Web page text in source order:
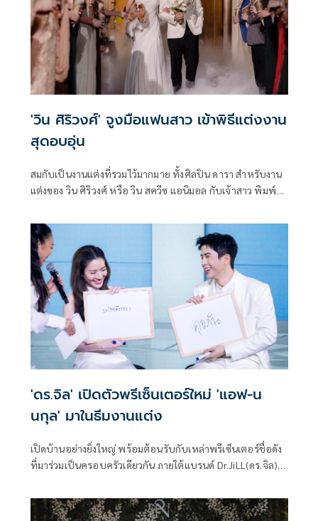
'วิน ศิริวงศ์' จูงมือแฟนสาว เข้าพิธีแต่งงาน
สุดอบอุ่น
สมกับเป็นงานแต่งที่รวมไว้มากมาย ทั้งศิลปิน ดารา สำหรับงาน
แต่งของ วิน ศิริวงศ์ หรือ วิน สควีซ แอนิมอล กับเจ้าสาว พิมพ์
ส.ค.2568) ณ โรงแรม สยามเคมปินสกี้ ท่ามกลางบรรยากาศโร
แมนติก โดยมีทั้งครอบครัว ญาติสนิท ดารา และศิลปิน เข้าร่วม
แสดงความยินดีอย่างอบอุ่น
'ดร.จิล' เปิดตัวพรีเซ็นเตอร์ใหม่ 'แอฟ-น
นกุล' มาในธีมงานแต่ง
เปิดบ้านอย่างยิ่งใหญ่ พร้อมต้อนรับกับเหล่าพรีเซ็นเตอร์ชื่อดัง
ที่มาร่วมเป็นครอบครัวเดียวกัน ภายใต้แบรนด์ Dr.JiLL(ดร.จิล)
ชั้น 19 Gayson Tower โดยมีดาราชื่อดัง ไม่ว่าจะเป็น แอฟ ทักษ
ร, นนกุล ชานน, บุ๋ม ปนัดดา, ชาย ชาตโยดม, วิกกี้ สุนิสา เจสท์,